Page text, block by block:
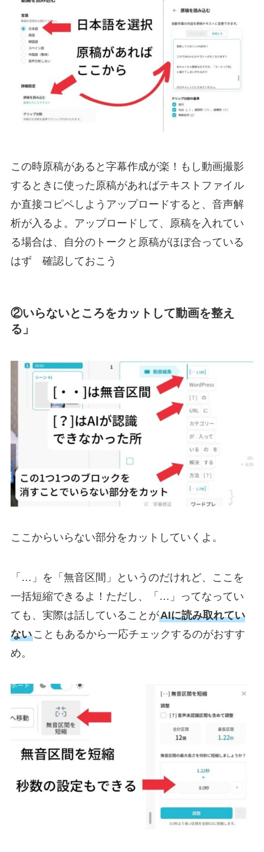
この時原稿があると字幕作成が楽！もし動画撮影
するときに使った原稿があればテキストファイル
か直接コピペしようアップロードすると、音声解
析が入るよ。アップロードして、原稿を入れてい
る場合は、自分のトークと原稿がほぼ合っている
はず 確認しておこう
②いらないところをカットして動画を整え
る」
ここからいらない部分をカットしていくよ。
「…」を「無音区間」というのだけれど、ここを
一括短縮できるよ！ただし、「…」ってなってい
ても、実際は話していることがAIに読み取れてい
ないこともあるから一応チェックするのがおすす
め。